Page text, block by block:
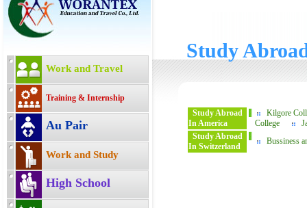
Work and Travel
Training & Internship
Au Pair
Work and Study
High School
Study
Study Abroad
In America
Kilgore
College
Study Abroad
In Switzerland
Bussiness